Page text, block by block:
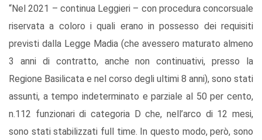
“Nel 2021 – continua Leggieri – con procedura concorsuale
riservata a coloro i quali erano in possesso dei requisiti
previsti dalla Legge Madia (che avessero maturato almeno
3 anni di contratto, anche non continuativi, presso la
Regione Basilicata e nel corso degli ultimi 8 anni), sono stati
assunti, a tempo indeterminato e parziale al 50 per cento,
n.112 funzionari di categoria D che, nell’arco di 12 mesi,
sono stati stabilizzati full time. In questo modo, però, sono